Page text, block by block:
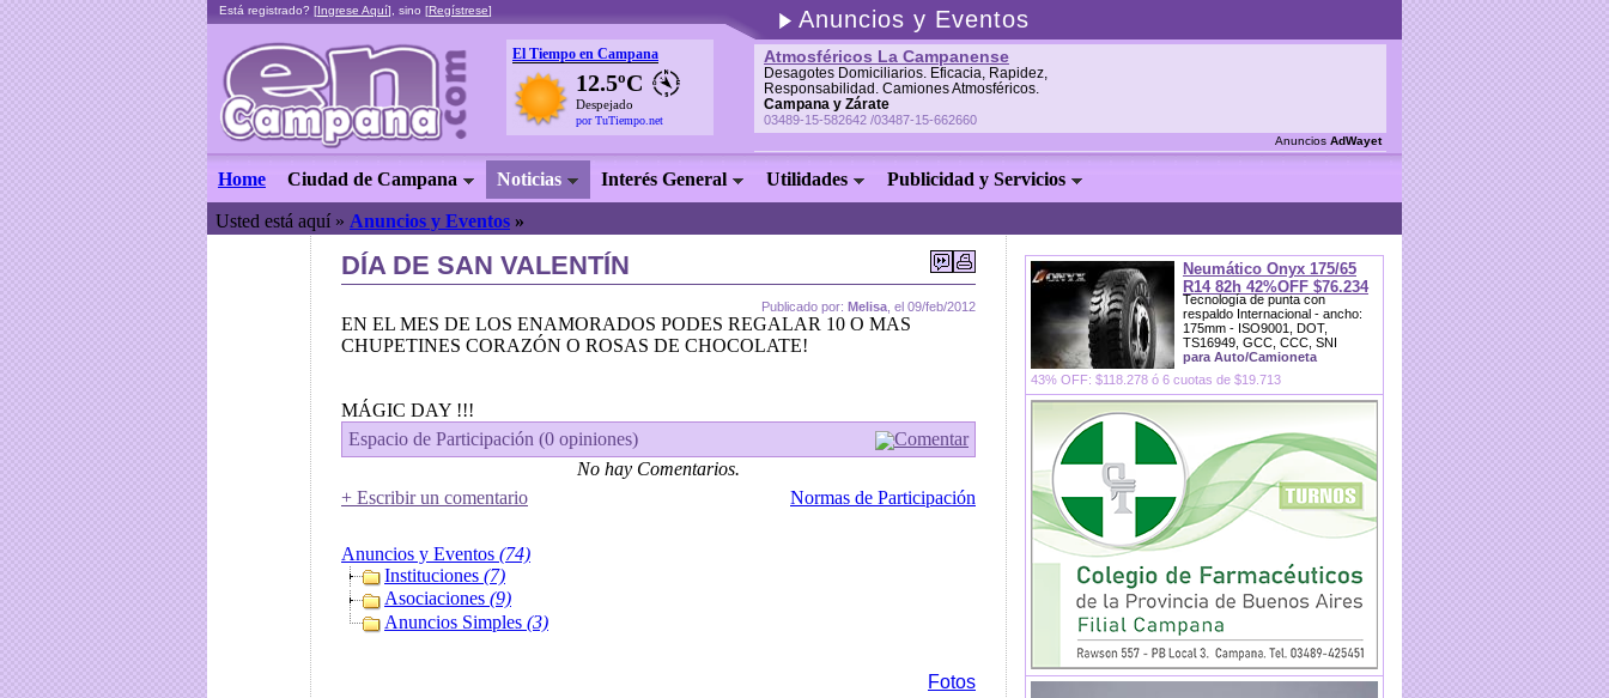
Está registrado? [Ingrese Aquí], sino [Regístrese] Anuncios y Eventos
Atmosféricos La Campanense
Desagotes Domiciliarios. Eficacia, Rapidez,
Responsabilidad. Camiones Atmosféricos.
Campana y Zárate
03489-15-582642 /03487-15-662660
Anuncios AdWayet
El Tiempo en Campana
12.5ºC
Despejado
por TuTiempo.net
Home Ciudad de Campana Noticias Interés General Utilidades Publicidad y Servicios
Usted está aquí » Anuncios y Eventos »
DÍA DE SAN VALENTÍN
Publicado por: Melisa , el 09/feb/2012
EN EL MES DE LOS ENAMORADOS PODES REGALAR 10 O MAS
CHUPETINES CORAZÓN O ROSAS DE CHOCOLATE!
MÁGIC DAY !!!
Comentar
Espacio de Participación (0 opiniones)
No hay Comentarios.
Normas de Participación
+ Escribir un comentario
Anuncios y Eventos (74)
Instituciones (7)
Asociaciones (9)
Anuncios Simples (3)
Fotos
Neumático Onyx 175/65
R14 82h 42%OFF $76.234
Tecnología de punta con
respaldo Internacional - ancho:
175mm - ISO9001, DOT,
TS16949, GCC, CCC, SNI
para Auto/Camioneta
43% OFF: $118.278 ó 6 cuotas de $19.713